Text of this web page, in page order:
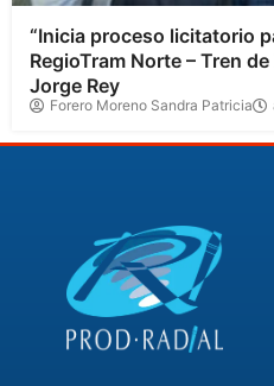
“Inicia proceso licitatorio
RegioTram Norte – Tren
Jorge Rey
Forero Moreno Sandra Patricia